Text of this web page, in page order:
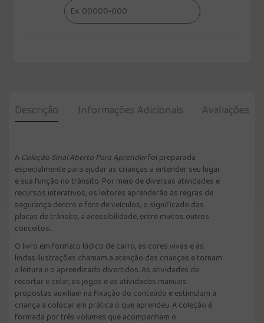
Descrição Informações Adicionais Avaliações
A Coleção Sinal Aberto Para Aprenderfoi preparada
especialmente para ajudar as crianças a entender seu lugar
e sua função no trânsito. Por meio de diversas atividades e
recursos interativos, os leitores aprenderão as regras de
segurança dentro e fora de veículos, o significado das
placas de trânsito, a acessibilidade, entre muitos outros
conceitos.
O livro em formato lúdico de carro, as cores vivas e as
lindas ilustrações chamam a atenção das crianças e tornam
a leitura e o aprendizado divertidos. As atividades de
recortar e colar, os jogos e as atividades manuais
propostas auxiliam na fixação do conteúdo e estimulam a
criança a colocar em prática o que aprendeu. A coleção é
formada por três volumes que acompanham o